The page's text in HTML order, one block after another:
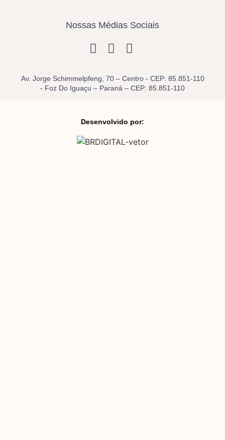
Nossas Médias Sociais
Av. Jorge Schimmelpfeng, 70 – Centro - CEP: 85.851-110
- Foz Do Iguaçu – Paraná – CEP: 85.851-110
Desenvolvido por: